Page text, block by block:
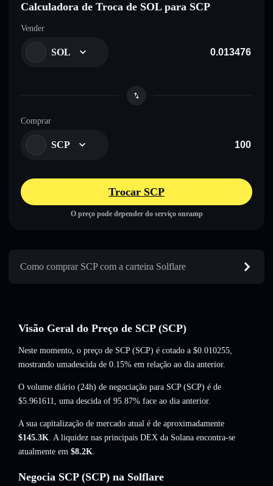
Calculadora de Troca de SOL para SCP
Vender
SOL
Comprar
SCP
Trocar SCP
O preço pode depender do serviço onramp
Como comprar SCP com a carteira Solflare
Visão Geral do Preço de SCP (SCP)
Neste momento, o preço de SCP (SCP) é cotado a $0.010255,
mostrando umadescida de 0.15% em relação ao dia anterior.
O volume diário (24h) de negociação para SCP (SCP) é de
$5.961611, uma descida of 95.87% face ao dia anterior.
A sua capitalização de mercado atual é de aproximadamente
$145.3K. A liquidez nas principais DEX da Solana encontra-se
atualmente em $8.2K.
Negocia SCP (SCP) na Solflare